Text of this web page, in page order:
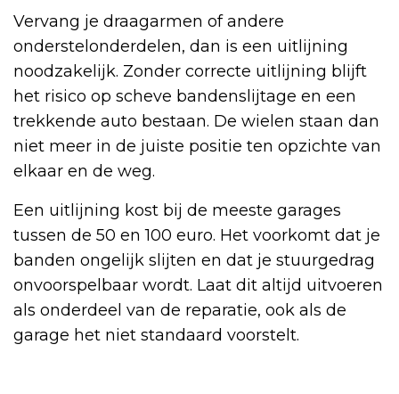
Vervang je draagarmen of andere
onderstelonderdelen, dan is een uitlijning
noodzakelijk. Zonder correcte uitlijning blijft
het risico op scheve bandenslijtage en een
trekkende auto bestaan. De wielen staan dan
niet meer in de juiste positie ten opzichte van
elkaar en de weg.
Een uitlijning kost bij de meeste garages
tussen de 50 en 100 euro. Het voorkomt dat je
banden ongelijk slijten en dat je stuurgedrag
onvoorspelbaar wordt. Laat dit altijd uitvoeren
als onderdeel van de reparatie, ook als de
garage het niet standaard voorstelt.